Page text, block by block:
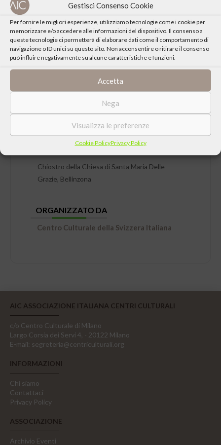
Gestisci Consenso Cookie
Per fornire le migliori esperienze, utilizziamo tecnologie come i cookie per
memorizzare e/o accedere alle informazioni del dispositivo. Il consenso a
queste tecnologie ci permetterà di elaborare dati come il comportamento di
navigazione o ID unici su questo sito. Non acconsentire o ritirare il consenso
può influire negativamente su alcune caratteristiche e funzioni.
Accetta
Nega
Visualizza le preferenze
Cookie PolicyPrivacy Policy
Venerdì 15 Maggio 2026 ore 09:30
LUOGO
Chiostro della Chiesa di Santa Maria Delle
Grazie, Bellinzona
ORGANIZZATO DA
Centro Culturale della Svizzera Italiana
AIC ASSOCIAZIONE ITALIANA CENTRI CULTURALI
c/o Centro Culturale di Milano
Largo Corsia dei Servi 4, - 20122 Milano
E-mail: segreteria@centriculturali.org
INFORMAZIONI
Chi siamo
Contattaci
Privacy Policy
ASSOCIAZIONE
Archivio Eventi